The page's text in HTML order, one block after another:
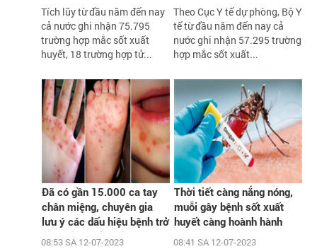
Tích lũy từ đầu năm đến nay
cả nước ghi nhận 75.795
trường hợp mắc sốt xuất
huyết, 18 trường hợp tử...
Theo Cục Y tế dự phòng, Bộ Y
tế từ đầu năm đến nay cả
nước ghi nhận 57.295 trường
hợp mắc sốt xuất...
Đã có gần 15.000 ca tay
chân miệng, chuyên gia
lưu ý các dấu hiệu bệnh trở
nặng cần biết
08:53 SA 12-07-2023
Thời tiết càng nắng nóng,
muỗi gây bệnh sốt xuất
huyết càng hoành hành
08:41 SA 12-07-2023